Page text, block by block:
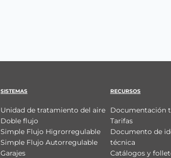
SISTEMAS
Unidad de tratamiento del aire
Doble flujo
Simple Flujo Higrorregulable
Simple Flujo Autorregulable
Garajes
RECURSOS
Documentación
Tarifas
Documento de
técnica
Catálogos y